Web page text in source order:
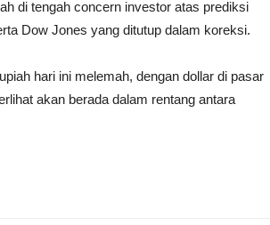
di tengah concern investor atas prediksi
Dow Jones yang ditutup dalam koreksi.
hari ini melemah, dengan dollar di pasar
akan berada dalam rentang antara